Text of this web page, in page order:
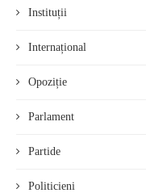
Instituții
Internațional
Opoziție
Parlament
Partide
Politicieni